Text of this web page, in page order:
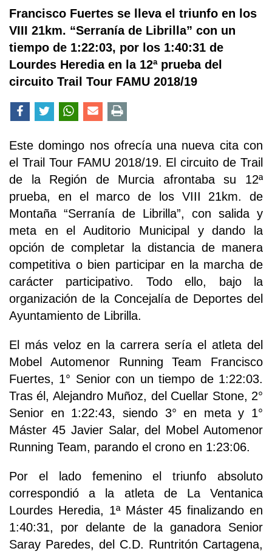
Francisco Fuertes se lleva el triunfo en los
VIII 21km. “Serranía de Librilla” con un
tiempo de 1:22:03, por los 1:40:31 de
Lourdes Heredia en la 12ª prueba del
circuito Trail Tour FAMU 2018/19
Este domingo nos ofrecía una nueva cita con
el Trail Tour FAMU 2018/19. El circuito de Trail
de la Región de Murcia afrontaba su 12ª
prueba, en el marco de los VIII 21km. de
Montaña “Serranía de Librilla”, con salida y
meta en el Auditorio Municipal y dando la
opción de completar la distancia de manera
competitiva o bien participar en la marcha de
carácter participativo. Todo ello, bajo la
organización de la Concejalía de Deportes del
Ayuntamiento de Librilla.
El más veloz en la carrera sería el atleta del
Mobel Automenor Running Team Francisco
Fuertes, 1° Senior con un tiempo de 1:22:03.
Tras él, Alejandro Muñoz, del Cuellar Stone, 2°
Senior en 1:22:43, siendo 3° en meta y 1°
Máster 45 Javier Salar, del Mobel Automenor
Running Team, parando el crono en 1:23:06.
Por el lado femenino el triunfo absoluto
correspondió a la atleta de La Ventanica
Lourdes Heredia, 1ª Máster 45 finalizando en
1:40:31, por delante de la ganadora Senior
Saray Paredes, del C.D. Runtritón Cartagena,